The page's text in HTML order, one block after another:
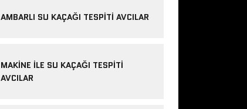
AMBARLI SU KAÇAĞI TESPITI AVCILAR
MAKINE ILE SU KAÇAĞI TESPITI
AVCILAR